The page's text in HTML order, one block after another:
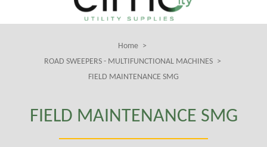
Home
ROAD SWEEPERS - MULTIFUNCTIONAL MACHINES
FIELD MAINTENANCE SMG
FIELD MAINTENANCE SMG